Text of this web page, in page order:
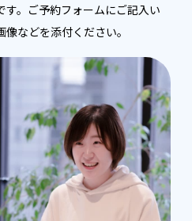
す。ご予約フォームにご記入い
などを添付ください。